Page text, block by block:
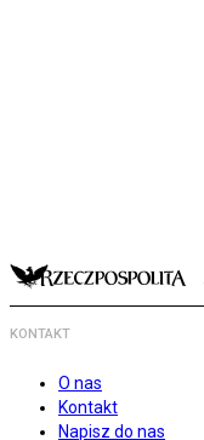
KONTAKT
O nas
Kontakt
Napisz do nas